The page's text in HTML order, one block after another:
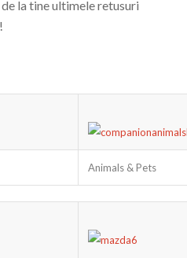
la tine ultimele retusuri
Animals & Pets